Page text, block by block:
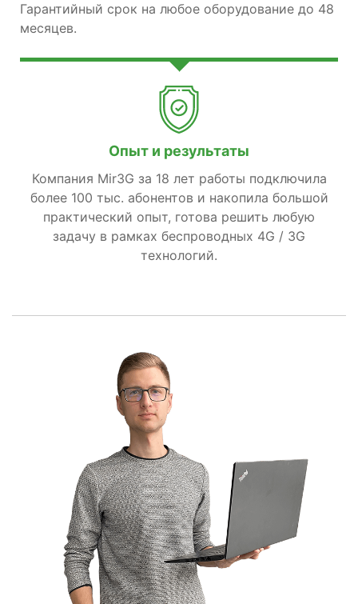
Гарантийный срок на любое оборудование до 48
месяцев.
Опыт и результаты
Компания Mir3G за 18 лет работы подключила
более 100 тыс. абонентов и накопила большой
практический опыт, готова решить любую
задачу в рамках беспроводных 4G / 3G
технологий.